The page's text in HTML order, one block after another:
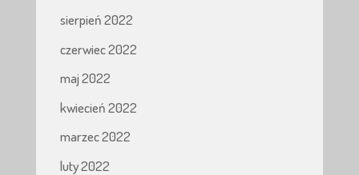
sierpień 2022
czerwiec 2022
maj 2022
kwiecień 2022
marzec 2022
luty 2022